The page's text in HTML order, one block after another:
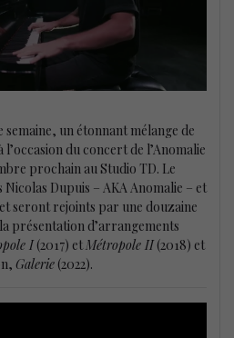
un étonnant mélange de
du concert de l’Anomalie
prochain au Studio TD. Le
Dupuis – AKA Anomalie – et
seront rejoints par une douzaine
présentation d’arrangements
I (2017) etMétropole II (2018) et
Galerie (2022).